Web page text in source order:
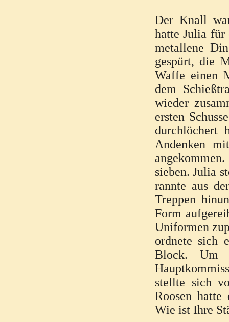
Der Knall
hatte Julia für
metallene
gespürt, die
Waffe einen
dem
wieder
ersten
durchlöchert
Andenken
sieben. Julia
rannte aus
Treppen
Form
Uniformen
ordnete sich
Block. Um
stellte sich
Roosen
Wie ist Ihre